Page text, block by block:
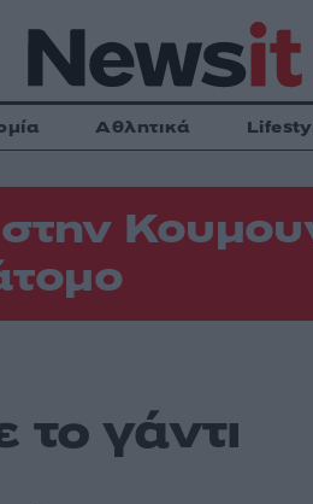
Αθλητικά
στην
το γάντι